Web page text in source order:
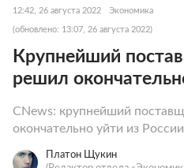
12:42, 26 августа 2022 Экономика
(обновлено: 13:07, 26 августа 2022)
Крупнейший
решил
CNews: крупнейший
окончательно уйти из России
Платон Щукин